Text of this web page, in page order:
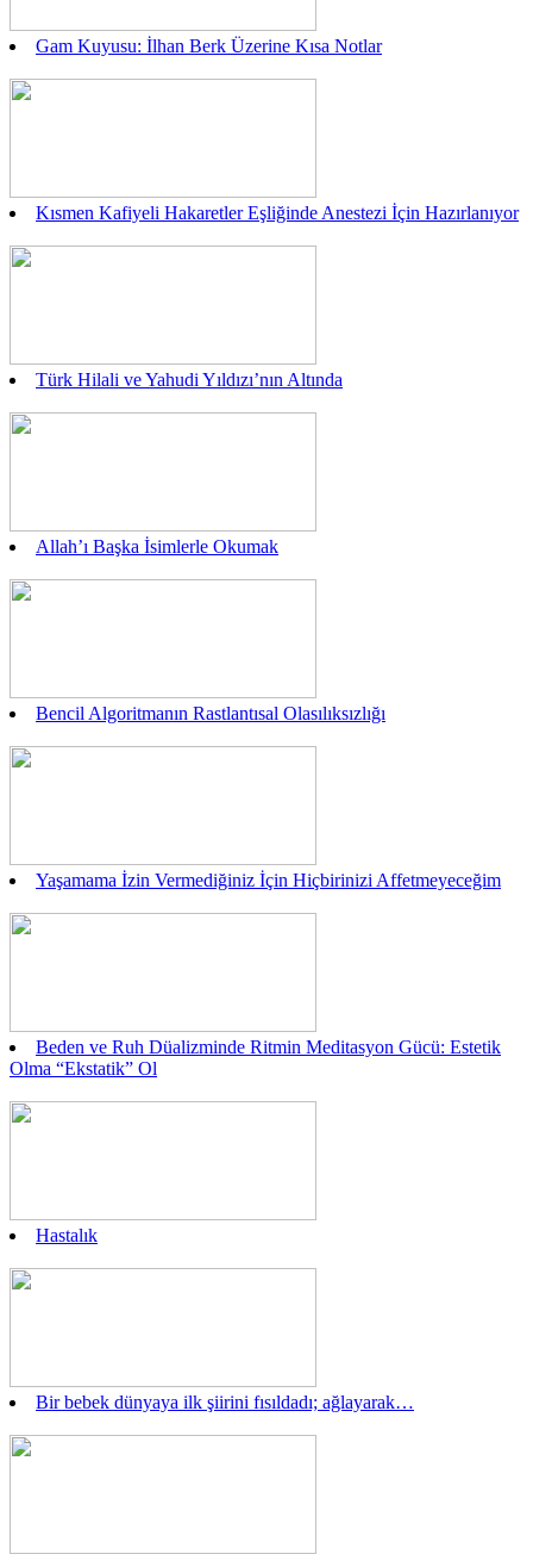
Gam Kuyusu: İlhan Berk Üzerine Kısa Notlar
Kısmen Kafiyeli Hakaretler Eşliğinde Anestezi İçin Hazırlanıyor
Türk Hilali ve Yahudi Yıldızı’nın Altında
Allah’ı Başka İsimlerle Okumak
Bencil Algoritmanın Rastlantısal Olasılıksızlığı
Yaşamama İzin Vermediğiniz İçin Hiçbirinizi Affetmeyeceğim
Beden ve Ruh Düalizminde Ritmin Meditasyon Gücü: Estetik
Olma “Ekstatik” Ol
Hastalık
Bir bebek dünyaya ilk şiirini fısıldadı; ağlayarak…